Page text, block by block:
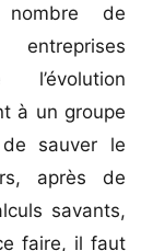
de
à un groupe
de sauver le
après de
savants,
faire, il faut